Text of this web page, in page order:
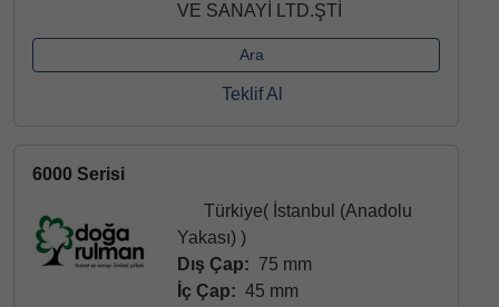
VE SANAYİ LTD.ŞTİ
Ara
Teklif Al
6000 Serisi
Türkiye( İstanbul (Anadolu
Yakası) )
Dış Çap: 75 mm
İç Çap: 45 mm